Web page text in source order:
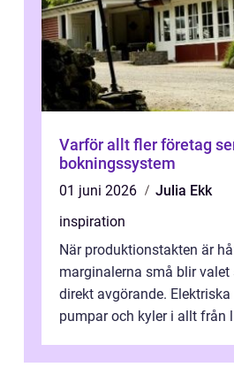
Varför allt fler företag
bokningssystem
01 juni 2026
Julia Ekk
inspiration
När produktionstakten är
marginalerna små blir valet
direkt avgörande.
pumpar och kyler i allt från